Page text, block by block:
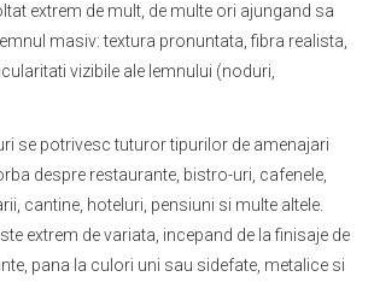
extrem de mult, de multe ori ajungand sa
masiv: textura pronuntata, fibra realista,
vizibile ale lemnului (noduri,
se potrivesc tuturor tipurilor de amenajari
despre restaurante, bistro-uri, cafenele,
cantine, hoteluri, pensiuni si multe altele.
extrem de variata, incepand de la finisaje de
pana la culori uni sau sidefate, metalice si